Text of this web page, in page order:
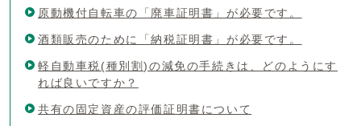
原動機付自転車の「廃車証明書」が必要です。
酒類販売のために「納税証明書」が必要です。
軽自動車税(種別割)の減免の手続きは、どのようにす
れば良いですか？
共有の固定資産の評価証明書について